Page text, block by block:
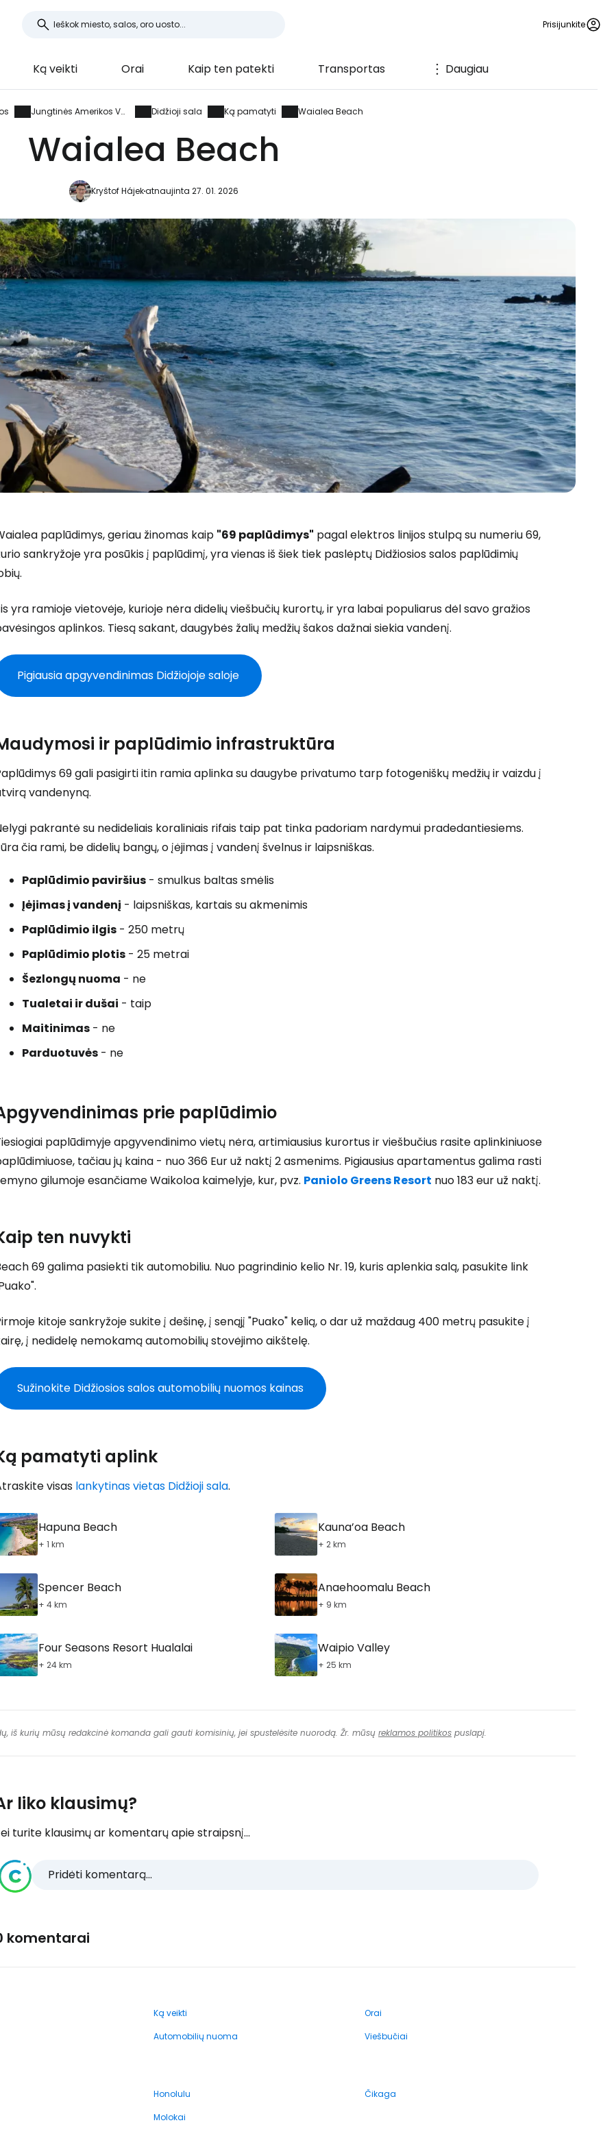
Prisijunkite
Ką veikti Orai Kaip ten patekti Transportas Daugiau
Jungtinės Amerikos Valstijos Didžioji sala Ką pamatyti Waialea Beach
Waialea Beach
Kryštof Hájekatnaujinta 27. 01. 2026
paplūdimys, geriau žinomas kaip "69 paplūdimys" pagal elektros linijos stulpą su numeriu 69,
sankryžoje yra posūkis į paplūdimį, yra vienas iš šiek tiek paslėptų Didžiosios salos paplūdimių
yra ramioje vietovėje, kurioje nėra didelių viešbučių kurortų, ir yra labai populiarus dėl savo gražios
aplinkos. Tiesą sakant, daugybės žalių medžių šakos dažnai siekia vandenį.
Pigiausia apgyvendinimas Didžiojoje saloje
ir paplūdimio infrastruktūra
69 gali pasigirti itin ramia aplinka su daugybe privatumo tarp fotogeniškų medžių ir vaizdu į
vandenyną.
pakrantė su nedideliais koraliniais rifais taip pat tinka padoriam nardymui pradedantiesiems.
čia rami, be didelių bangų, o įėjimas į vandenį švelnus ir laipsniškas.
Paplūdimio paviršius - smulkus baltas smėlis
Įėjimas į vandenį - laipsniškas, kartais su akmenimis
Paplūdimio ilgis - 250 metrų
Paplūdimio plotis - 25 metrai
Šezlongų nuoma - ne
Tualetai ir dušai - taip
Maitinimas - ne
Parduotuvės - ne
prie paplūdimio
paplūdimyje apgyvendinimo vietų nėra, artimiausius kurortus ir viešbučius rasite aplinkiniuose
tačiau jų kaina - nuo 366 Eur už naktį 2 asmenims. Pigiausius apartamentus galima rasti
gilumoje esančiame Waikoloa kaimelyje, kur, pvz. Paniolo Greens Resort nuo 183 eur už naktį.
ten nuvykti
69 galima pasiekti tik automobiliu. Nuo pagrindinio kelio Nr. 19, kuris aplenkia salą, pasukite link
kitoje sankryžoje sukite į dešinę, į senąjį "Puako" kelią, o dar už maždaug 400 metrų pasukite į
į nedidelę nemokamą automobilių stovėjimo aikštelę.
Sužinokite Didžiosios salos automobilių nuomos kainas
pamatyti aplink
visas lankytinas vietas Didžioji sala.
Hapuna Beach
+ 1 km
Kauna’oa Beach
+ 2 km
Spencer Beach
+ 4 km
Anaehoomalu Beach
+ 9 km
Four Seasons Resort Hualalai
+ 24 km
Waipio Valley
+ 25 km
iš kurių mūsų redakcinė komanda gali gauti komisinių, jei spustelėsite nuorodą. Žr. mūsų reklamos politikos puslapį.
liko klausimų?
turite klausimų ar komentarų apie straipsnį...
Pridėti komentarą...
komentarai
Ką veikti
Orai
Automobilių nuoma
Viešbučiai
Honolulu
Čikaga
Molokai
Prisijunkite prie Cestee
Tęsti el. paštu